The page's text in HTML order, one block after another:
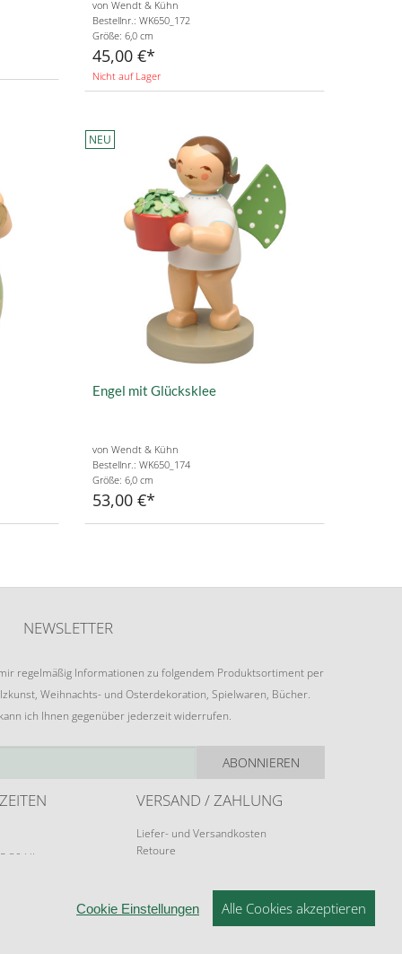
von Wendt & Kühn
Bestellnr.: WK650_172
Größe: 6,0 cm
45,00 €
Nicht auf Lager
NEU
Engel mit Glücksklee
von Wendt & Kühn
Bestellnr.: WK650_174
Größe: 6,0 cm
53,00 €
NEWSLETTER
regelmäßig Informationen zu folgendem Produktsortiment per
Weihnachts- und Osterdekoration, Spielwaren, Bücher.
ich Ihnen gegenüber jederzeit widerrufen.
ABONNIEREN
Uhr
VERSAND / ZAHLUNG
Liefer- und Versandkosten
Retoure
Cookie Einstellungen Alle Cookies akzeptieren